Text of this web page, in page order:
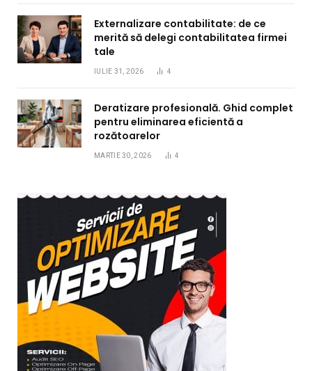
Externalizare contabilitate: de ce
merită să delegi contabilitatea firmei
tale
IULIE 31, 2026 4
Deratizare profesională. Ghid complet
pentru eliminarea eficientă a
rozătoarelor
MARTIE 30, 2026 4